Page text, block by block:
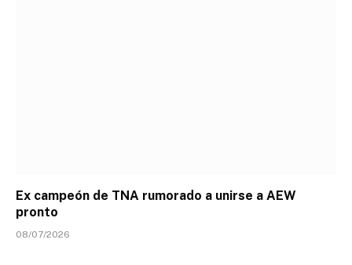
Ex campeón de TNA rumorado a unirse a AEW
pronto
08/07/2026